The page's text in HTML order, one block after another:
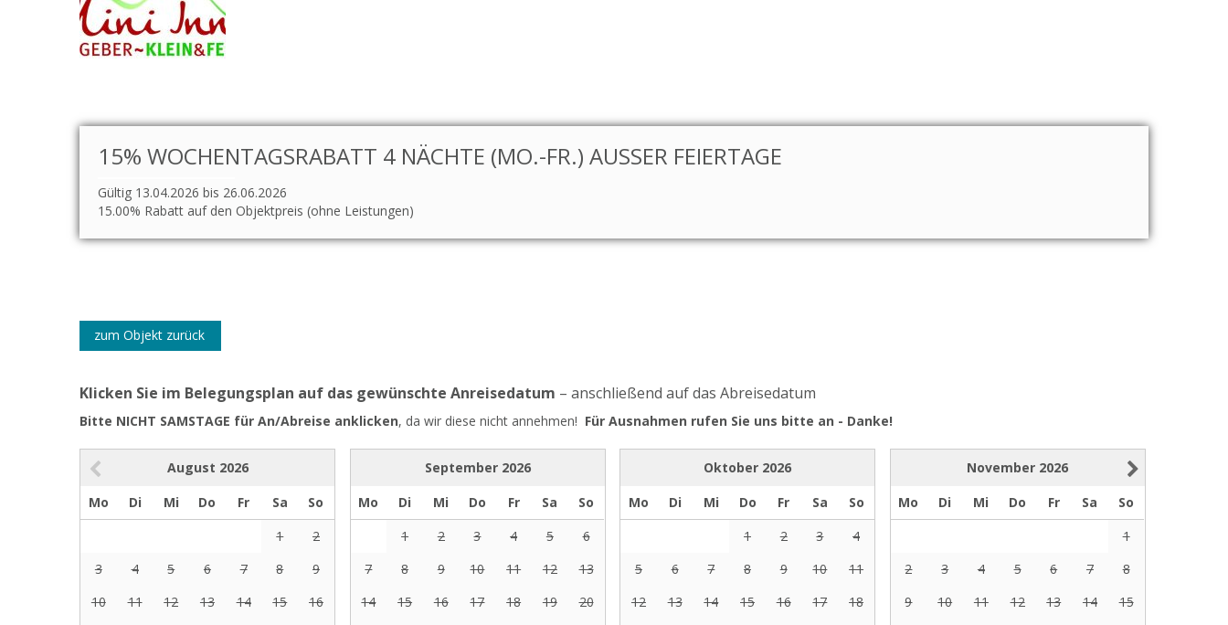
15% WOCHENTAGSRABATT 4 NÄCHTE (MO.-FR.) AUSSER FEIERTAGE
Gültig 13.04.2026 bis 26.06.2026
15.00% Rabatt auf den Objektpreis (ohne Leistungen)
zum Objekt zurück
Klicken Sie im Belegungsplan auf das gewünschte Anreisedatum – anschließend auf das Abreisedatum
Bitte NICHT SAMSTAGE für An/Abreise anklicken, da wir diese nicht annehmen! Für Ausnahmen rufen Sie uns bitte an - Danke!
August 2026
Mo
Di Mi Do Fr Sa
So
1
2
3
4 5 6 7 8
9
10
11 12 13 14 15
16
September 2026
Mo
Di Mi Do Fr Sa
So
1
2 3 4 5
6
7
8 9 10 11 12
13
14
15 16 17 18 19
20
Oktober 2026
Mo
Di Mi Do Fr Sa
So
1
2 3
4
5
6 7 8 9 10
11
12
13 14 15 16 17
18
November 2026
Mo
Di Mi Do Fr Sa
So
1
2
3 4 5 6 7
8
9
10 11 12 13 14
15